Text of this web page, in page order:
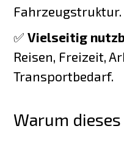
Fahrzeugstruktur.
✅Vielseitig
Reisen, Freizeit,
Transportbedarf.
Warum